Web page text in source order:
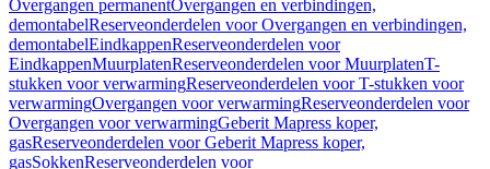
Overgangen permanentOvergangen en verbindingen,
demontabelReserveonderdelen voor Overgangen en verbindingen,
demontabelEindkappenReserveonderdelen voor
EindkappenMuurplatenReserveonderdelen voor MuurplatenT-
stukken voor verwarmingReserveonderdelen voor T-stukken voor
verwarmingOvergangen voor verwarmingReserveonderdelen voor
Overgangen voor verwarmingGeberit Mapress koper,
gasReserveonderdelen voor Geberit Mapress koper,
gasSokkenReserveonderdelen voor